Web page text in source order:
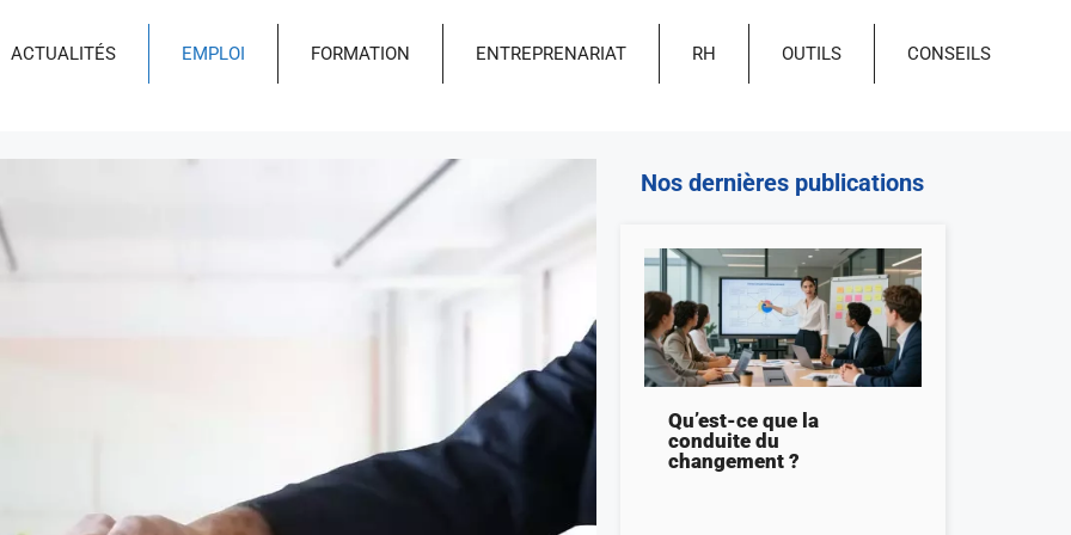
ACTUALITÉS EMPLOI FORMATION ENTREPRENARIAT RH OUTILS CONSEILS
Nos dernières publications
Qu’est-ce que la
conduite du
changement ?